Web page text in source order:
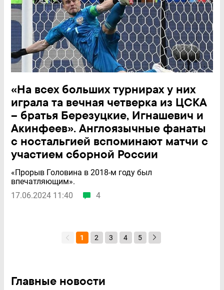
«На всех больших турнирах у них
играла та вечная четверка из ЦСКА
– братья Березуцкие, Игнашевич и
Акинфеев». Англоязычные фанаты
с ностальгией вспоминают матчи с
участием сборной России
«Прорыв Головина в 2018-м году был
впечатляющим».
17.06.2024 11:40
4
1 2 3 4 5
Главные новости